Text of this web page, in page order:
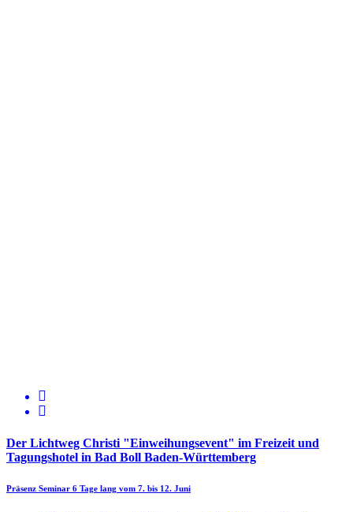
Der Lichtweg Christi "Einweihungsevent" im Freizeit und
Tagungshotel in Bad Boll Baden-Württemberg
Präsenz Seminar 6 Tage lang vom 7. bis 12. Juni